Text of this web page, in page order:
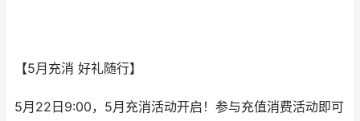
【5月充消 好礼随行】
5月22日9:00，5月充消活动开启！参与充值消费活动即可